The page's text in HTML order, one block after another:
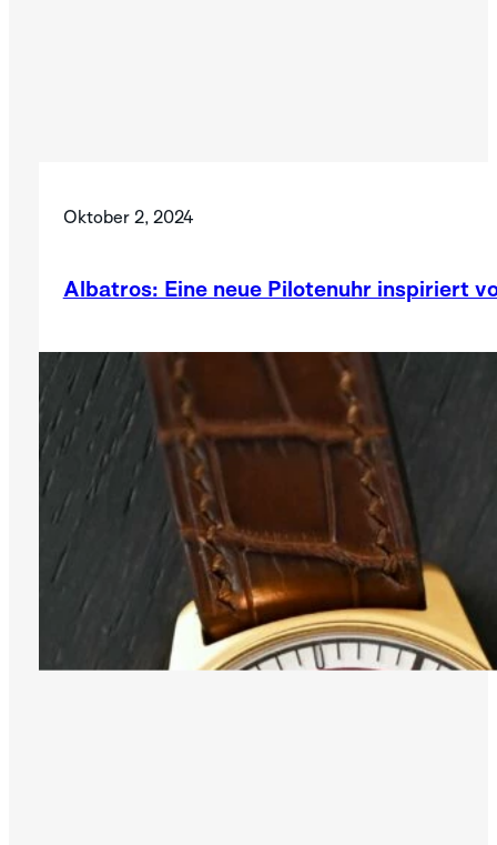
Oktober 2, 2024
Albatros: Eine neue Pilotenuhr inspiriert